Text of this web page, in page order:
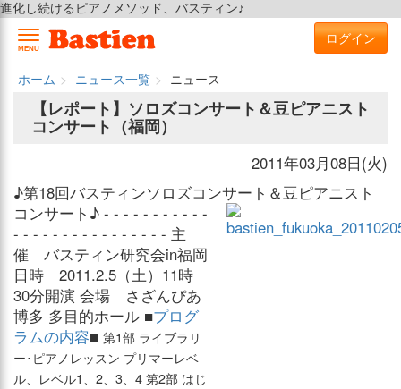
進化し続けるピアノメソッド、バスティン♪
MENU
ログイン
ホーム ニュース一覧
ニュース
【レポート】ソロズコンサート＆豆ピアニスト
コンサート（福岡）
2011年03月08日(火)
♪第18回バスティンソロズコンサート＆豆ピアニスト
コンサート♪ - - - - - - - - - - -
- - - - - - - - - - - - - - - - 主
催 バスティン研究会in福岡
日時 2011.2.5（土）11時
30分開演 会場 さざんぴあ
博多 多目的ホール ■プログ
ラムの内容■ 第1部 ライブラリ
ー･ピアノレッスン プリマーレベ
ル、レベル1、2、3、4 第2部 はじ